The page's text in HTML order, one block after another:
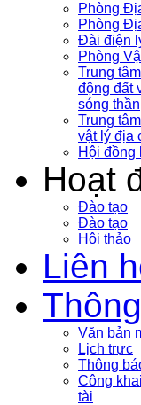
Phòng
Phòng
Đài điện
Phòng
Trung
động đất
sóng thần
Trung
vật lý địa
Hội đồng
Hoạt
Đào tạo
Đào tạo
Hội thảo
Liên
Văn bản
Lịch trực
Thông
Công
tài